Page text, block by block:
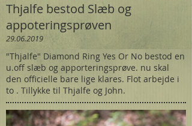
Thjalfe bestod Slæb og
appoteringsprøven
29.06.2019
"Thjalfe" Diamond Ring Yes Or No bestod en
u.off slæb og apporteringsprøve. nu skal
den officielle bare lige klares. Flot arbejde i
to . Tillykke til Thjalfe og John.